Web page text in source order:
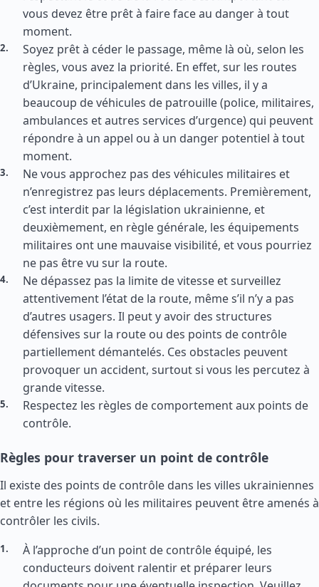
vous devez être prêt à faire face au danger à tout
moment.
Soyez prêt à céder le passage, même là où, selon les
règles, vous avez la priorité. En effet, sur les routes
d’Ukraine, principalement dans les villes, il y a
beaucoup de véhicules de patrouille (police, militaires,
ambulances et autres services d’urgence) qui peuvent
répondre à un appel ou à un danger potentiel à tout
moment.
Ne vous approchez pas des véhicules militaires et
n’enregistrez pas leurs déplacements. Premièrement,
c’est interdit par la législation ukrainienne, et
deuxièmement, en règle générale, les équipements
militaires ont une mauvaise visibilité, et vous pourriez
ne pas être vu sur la route.
Ne dépassez pas la limite de vitesse et surveillez
attentivement l’état de la route, même s’il n’y a pas
d’autres usagers. Il peut y avoir des structures
défensives sur la route ou des points de contrôle
partiellement démantelés. Ces obstacles peuvent
provoquer un accident, surtout si vous les percutez à
grande vitesse.
Respectez les règles de comportement aux points de
contrôle.
Règles pour traverser un point de contrôle
Il existe des points de contrôle dans les villes ukrainiennes
et entre les régions où les militaires peuvent être amenés à
contrôler les civils.
À l’approche d’un point de contrôle équipé, les
conducteurs doivent ralentir et préparer leurs